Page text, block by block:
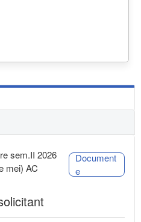
sem.II 2026
mei) AC
Document
e